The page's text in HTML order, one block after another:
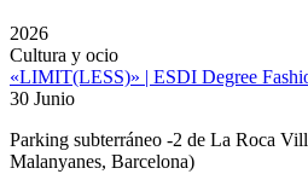
2026
Cultura y ocio
«LIMIT(LESS)» | ESDI Degree
30 Junio
Parking subterráneo -2 de La Roca
Malanyanes, Barcelona)